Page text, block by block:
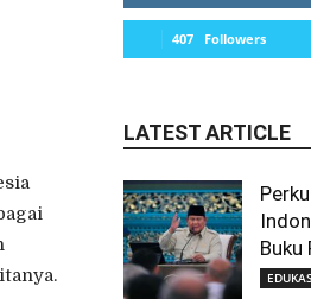
407 Followers
LATEST ARTICLE
Buku